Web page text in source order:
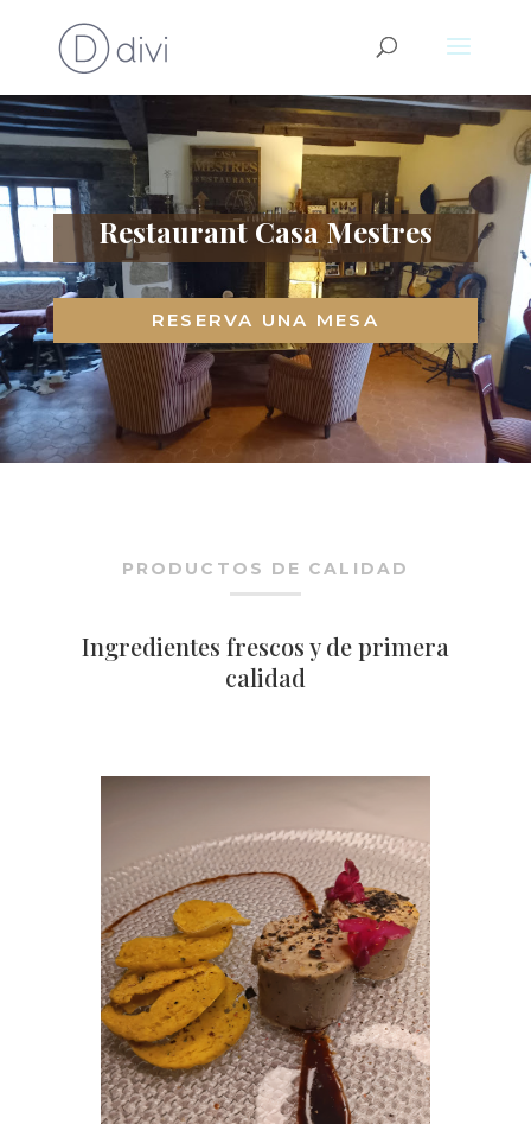
Restaurant Casa Mestres
RESERVA UNA MESA
PRODUCTOS DE CALIDAD
Ingredientes frescos y de primera
calidad